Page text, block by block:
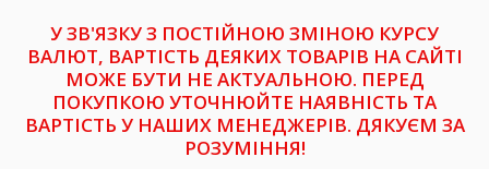
У ЗВ'ЯЗКУ З ПОСТІЙНОЮ ЗМІНОЮ КУРСУ
ВАЛЮТ, ВАРТІСТЬ ДЕЯКИХ ТОВАРІВ НА САЙТІ
МОЖЕ БУТИ НЕ АКТУАЛЬНОЮ. ПЕРЕД
ПОКУПКОЮ УТОЧНЮЙТЕ НАЯВНІСТЬ ТА
ВАРТІСТЬ У НАШИХ МЕНЕДЖЕРІВ. ДЯКУЄМ ЗА
РОЗУМІННЯ!